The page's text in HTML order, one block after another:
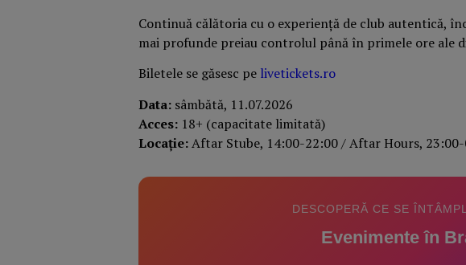
Continuă călătoria cu o experiență de club autentică,
mai profunde preiau controlul până în primele ore ale
Biletele se găsesc pe livetickets.ro
Data: sâmbătă, 11.07.2026
Acces: 18+ (capacitate limitată)
Locație:Aftar Stube, 14:00-22:00 / Aftar Hours,
DESCOPERĂ CE SE
Evenimente în